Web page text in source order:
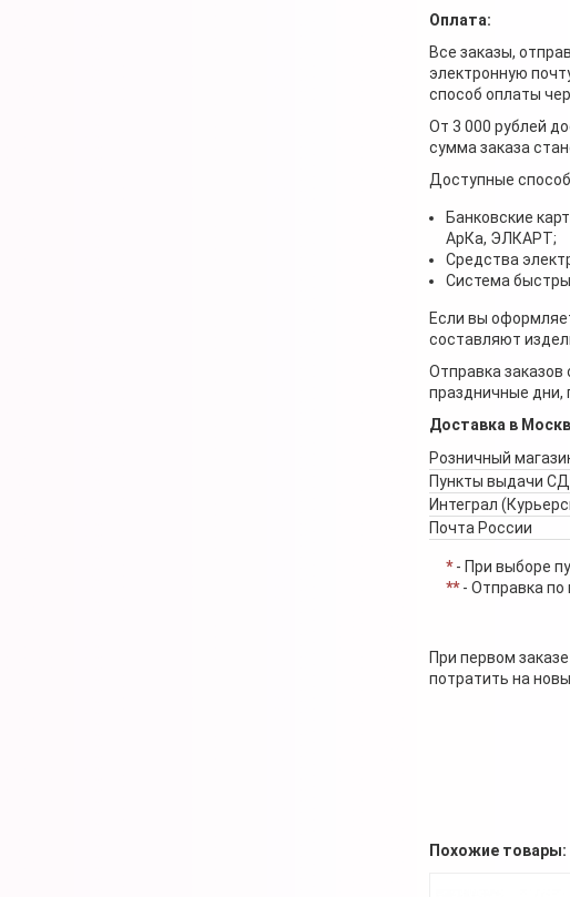
Оплата:
Все заказы,
электронную
способ оплаты
От 3 000 рублей
сумма заказа
Доступные
Банковские
АрКа, ЭЛКАРТ;
Средства
Система
Если вы
составляют
Отправка
праздничные дни,
Доставка в
Розничный
Пункты выдачи
Интеграл
Почта России
*- При выборе
**- Отправка по
При первом
потратить на
Похожие товары: